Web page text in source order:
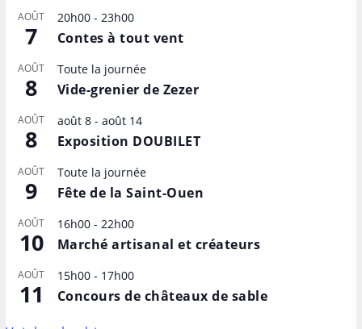
AOÛT
7
20h00- 23h00
Contes à tout vent
AOÛT
8
Toute la journée
Vide-grenier de Zezer
AOÛT
8
août 8- août 14
Exposition DOUBILET
AOÛT
9
Toute la journée
Fête de la Saint-Ouen
AOÛT
10
16h00- 22h00
Marché artisanal et créateurs
AOÛT
11
15h00- 17h00
Concours de châteaux de sable